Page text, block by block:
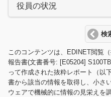
役員の状況
検
このコンテンツは、EDINET閲覧
報告書(文書番号: [E05204]
って作成された抜粋レポート（以
書から該当の情報を取得し、小さ
ウェアで機械的に情報の見栄えを